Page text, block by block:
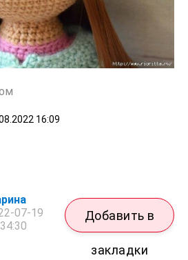
16:09
07-19
Добавить в
закладки